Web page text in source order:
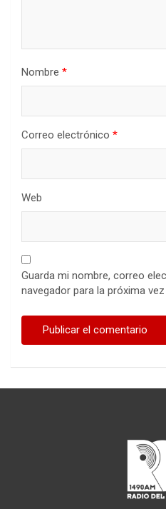
Nombre *
Correo electrónico *
Web
Guarda mi nombre, correo
navegador para la próxima